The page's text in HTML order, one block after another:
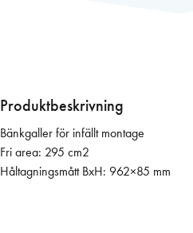
0
0
×
1
Produktbeskrivning
Bänkgaller för infällt montage
Fri area: 295 cm2
Håltagningsmått BxH: 962×85 mm